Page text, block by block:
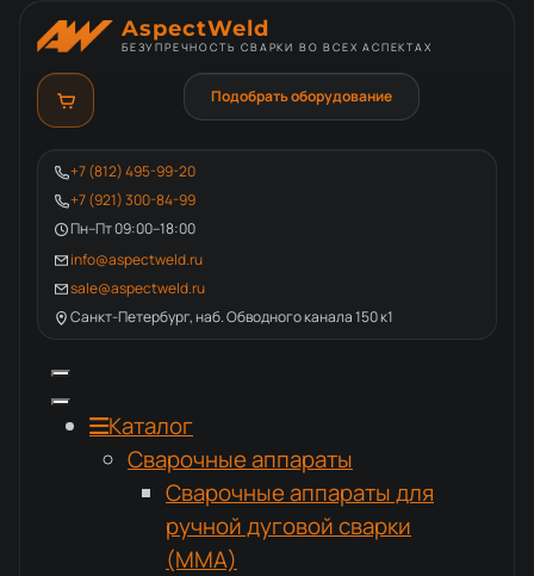
AspectWeld
БЕЗУПРЕЧНОСТЬ СВАРКИ ВО ВСЕХ АСПЕКТАХ
+7 (812) 495-99-20
+7 (921) 300-84-99
Пн–Пт 09:00–18:00
info@aspectweld.ru
sale@aspectweld.ru
Санкт-Петербург, наб. Обводного канала 150 к1
Подобрать оборудование
Каталог
Сварочные аппараты
Сварочные аппараты для
ручной дуговой сварки
(MMA)